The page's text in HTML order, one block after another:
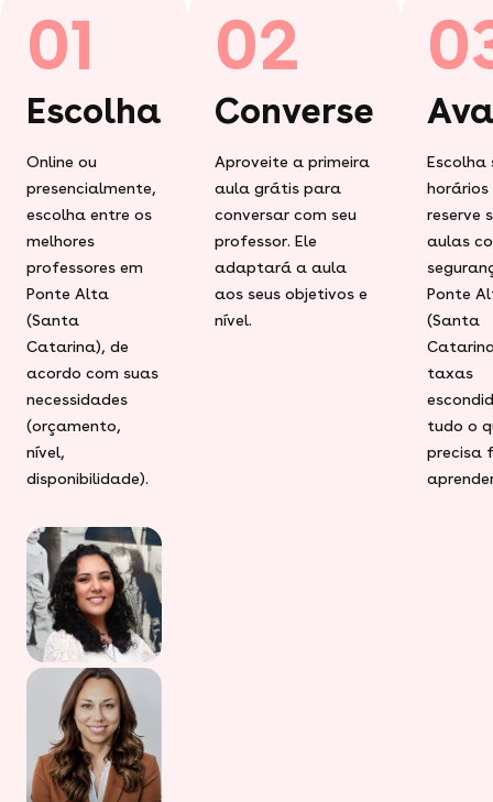
01
Escolha
Online ou
presencialmente,
escolha entre os
melhores
professores em
Ponte Alta
(Santa
Catarina), de
acordo com suas
necessidades
(orçamento,
nível,
disponibilidade).
02
Converse
Aproveite a primeira
aula grátis para
conversar com seu
professor. Ele
adaptará a aula
aos seus objetivos e
nível.
Escolha
horários
reserve
aulas
Ponte
(Santa
taxas
tudo o
precisa